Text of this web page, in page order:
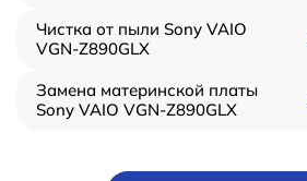
Чистка от пыли Sony VAIO
VGN-Z890GLX
Замена материнской платы
Sony VAIO VGN-Z890GLX